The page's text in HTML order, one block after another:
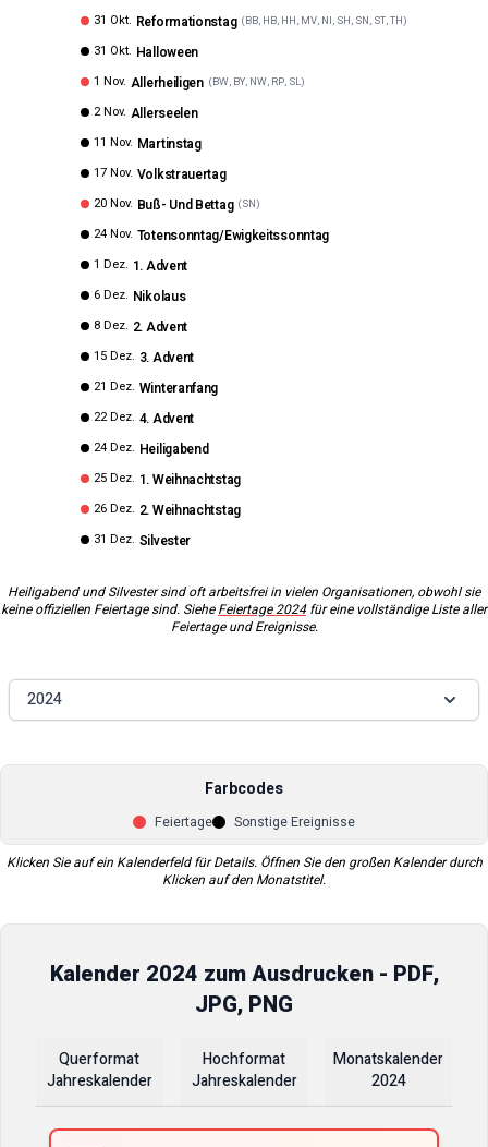
31 Okt. Reformationstag (BB, HB, HH, MV, NI, SH, SN, ST, TH)
31 Okt. Halloween
1 Nov. Allerheiligen (BW, BY, NW, RP, SL)
2 Nov. Allerseelen
11 Nov. Martinstag
17 Nov. Volkstrauertag
20 Nov. Buß- Und Bettag (SN)
24 Nov. Totensonntag/Ewigkeitssonntag
1 Dez. 1. Advent
6 Dez. Nikolaus
8 Dez. 2. Advent
15 Dez. 3. Advent
21 Dez. Winteranfang
22 Dez. 4. Advent
24 Dez. Heiligabend
25 Dez. 1. Weihnachtstag
26 Dez. 2. Weihnachtstag
31 Dez. Silvester
Heiligabend und Silvester sind oft arbeitsfrei in vielen Organisationen, obwohl sie
keine offiziellen Feiertage sind. Siehe Feiertage2024für eine vollständige Liste aller
Feiertage und Ereignisse.
2024
Farbcodes
Feiertage Sonstige Ereignisse
Klicken Sie auf ein Kalenderfeld für Details. Öffnen Sie den großen Kalender durch
Klicken auf den Monatstitel.
Kalender 2024 zum Ausdrucken - PDF,
JPG, PNG
Querformat
Jahreskalender
Hochformat
Jahreskalender
Monatskalender
2024